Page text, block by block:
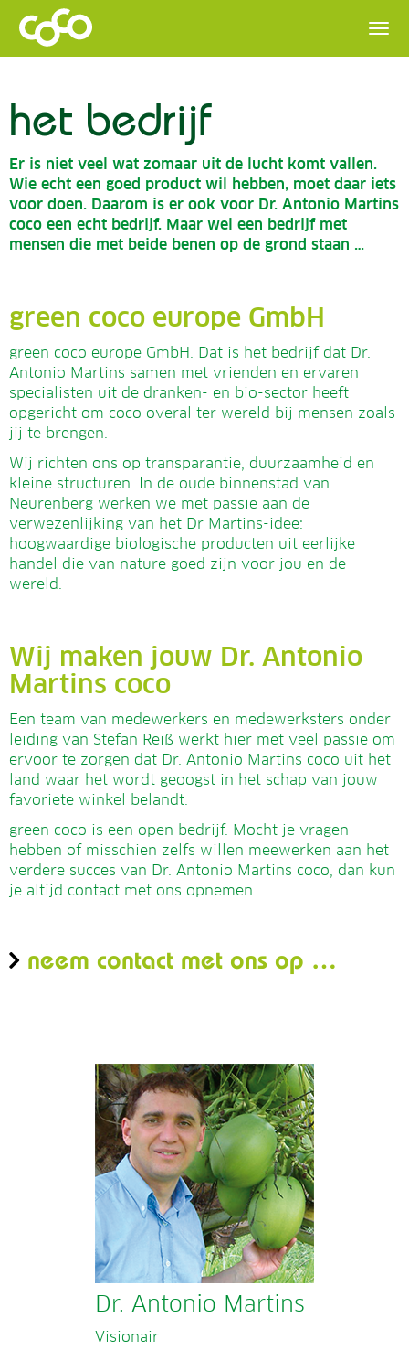
het bedrijf
Er is niet veel wat zomaar uit de lucht komt vallen.
Wie echt een goed product wil hebben, moet daar iets
voor doen. Daarom is er ook voor Dr. Antonio Martins
coco een echt bedrijf. Maar wel een bedrijf met
mensen die met beide benen op de grond staan …
green coco europe GmbH
green coco europe GmbH. Dat is het bedrijf dat Dr.
Antonio Martins samen met vrienden en ervaren
specialisten uit de dranken- en bio-sector heeft
opgericht om coco overal ter wereld bij mensen zoals
jij te brengen.
Wij richten ons op transparantie, duurzaamheid en
kleine structuren. In de oude binnenstad van
Neurenberg werken we met passie aan de
verwezenlijking van het Dr Martins-idee:
hoogwaardige biologische producten uit eerlijke
handel die van nature goed zijn voor jou en de
wereld.
Wij maken jouw Dr. Antonio
Martins coco
Een team van medewerkers en medewerksters onder
leiding van Stefan Reiß werkt hier met veel passie om
ervoor te zorgen dat Dr. Antonio Martins coco uit het
land waar het wordt geoogst in het schap van jouw
favoriete winkel belandt.
green coco is een open bedrijf. Mocht je vragen
hebben of misschien zelfs willen meewerken aan het
verdere succes van Dr. Antonio Martins coco, dan kun
je altijd contact met ons opnemen.
neem contact met ons op …
Dr. Antonio Martins
Visionair